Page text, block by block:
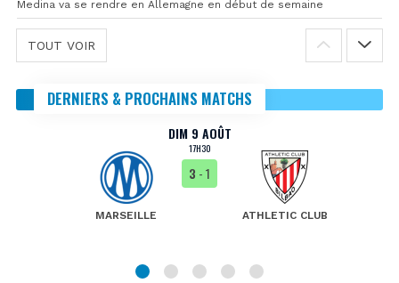
Medina va se rendre en Allemagne en début de semaine
TOUT VOIR
DERNIERS & PROCHAINS MATCHS
DIM 9 AOÛT
17H30
MARSEILLE
3 - 1
ATHLETIC CLUB